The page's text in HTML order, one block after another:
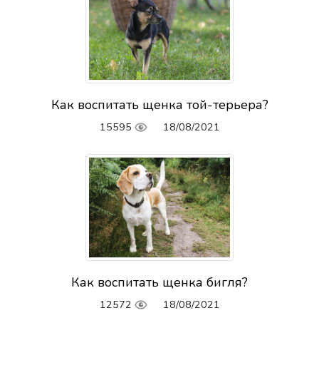
Как воспитать щенка той-терьера?
15595 18/08/2021
Как воспитать щенка бигля?
12572 18/08/2021